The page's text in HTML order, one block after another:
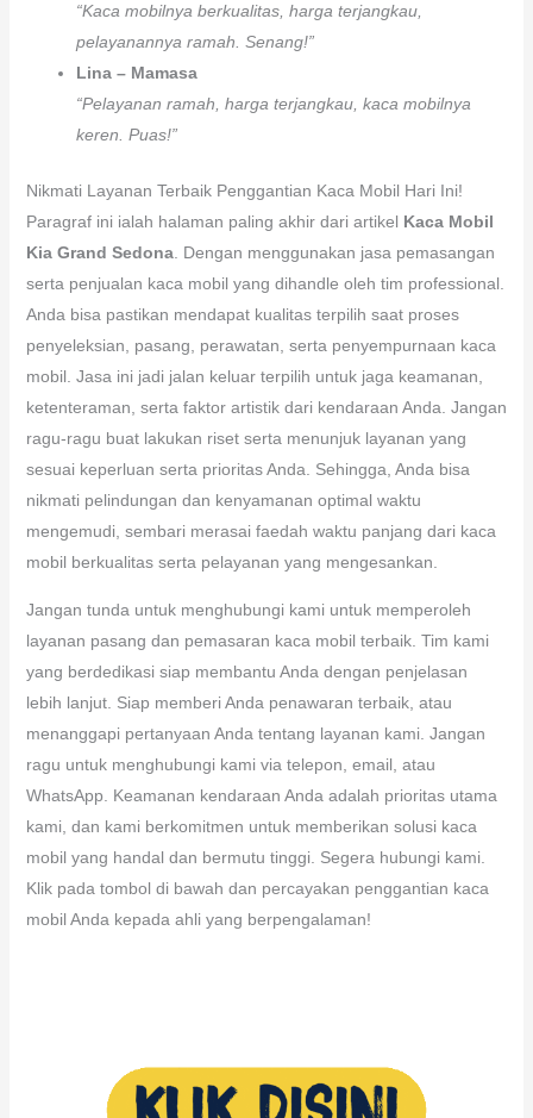
“Kaca mobilnya berkualitas, harga terjangkau,
pelayanannya ramah. Senang!”
Lina – Mamasa
“Pelayanan ramah, harga terjangkau, kaca mobilnya
keren. Puas!”
Nikmati Layanan Terbaik Penggantian Kaca Mobil Hari Ini!
Paragraf ini ialah halaman paling akhir dari artikel Kaca Mobil
Kia Grand Sedona. Dengan menggunakan jasa pemasangan
serta penjualan kaca mobil yang dihandle oleh tim professional.
Anda bisa pastikan mendapat kualitas terpilih saat proses
penyeleksian, pasang, perawatan, serta penyempurnaan kaca
mobil. Jasa ini jadi jalan keluar terpilih untuk jaga keamanan,
ketenteraman, serta faktor artistik dari kendaraan Anda. Jangan
ragu-ragu buat lakukan riset serta menunjuk layanan yang
sesuai keperluan serta prioritas Anda. Sehingga, Anda bisa
nikmati pelindungan dan kenyamanan optimal waktu
mengemudi, sembari merasai faedah waktu panjang dari kaca
mobil berkualitas serta pelayanan yang mengesankan.
Jangan tunda untuk menghubungi kami untuk memperoleh
layanan pasang dan pemasaran kaca mobil terbaik. Tim kami
yang berdedikasi siap membantu Anda dengan penjelasan
lebih lanjut. Siap memberi Anda penawaran terbaik, atau
menanggapi pertanyaan Anda tentang layanan kami. Jangan
ragu untuk menghubungi kami via telepon, email, atau
WhatsApp. Keamanan kendaraan Anda adalah prioritas utama
kami, dan kami berkomitmen untuk memberikan solusi kaca
mobil yang handal dan bermutu tinggi. Segera hubungi kami.
Klik pada tombol di bawah dan percayakan penggantian kaca
mobil Anda kepada ahli yang berpengalaman!